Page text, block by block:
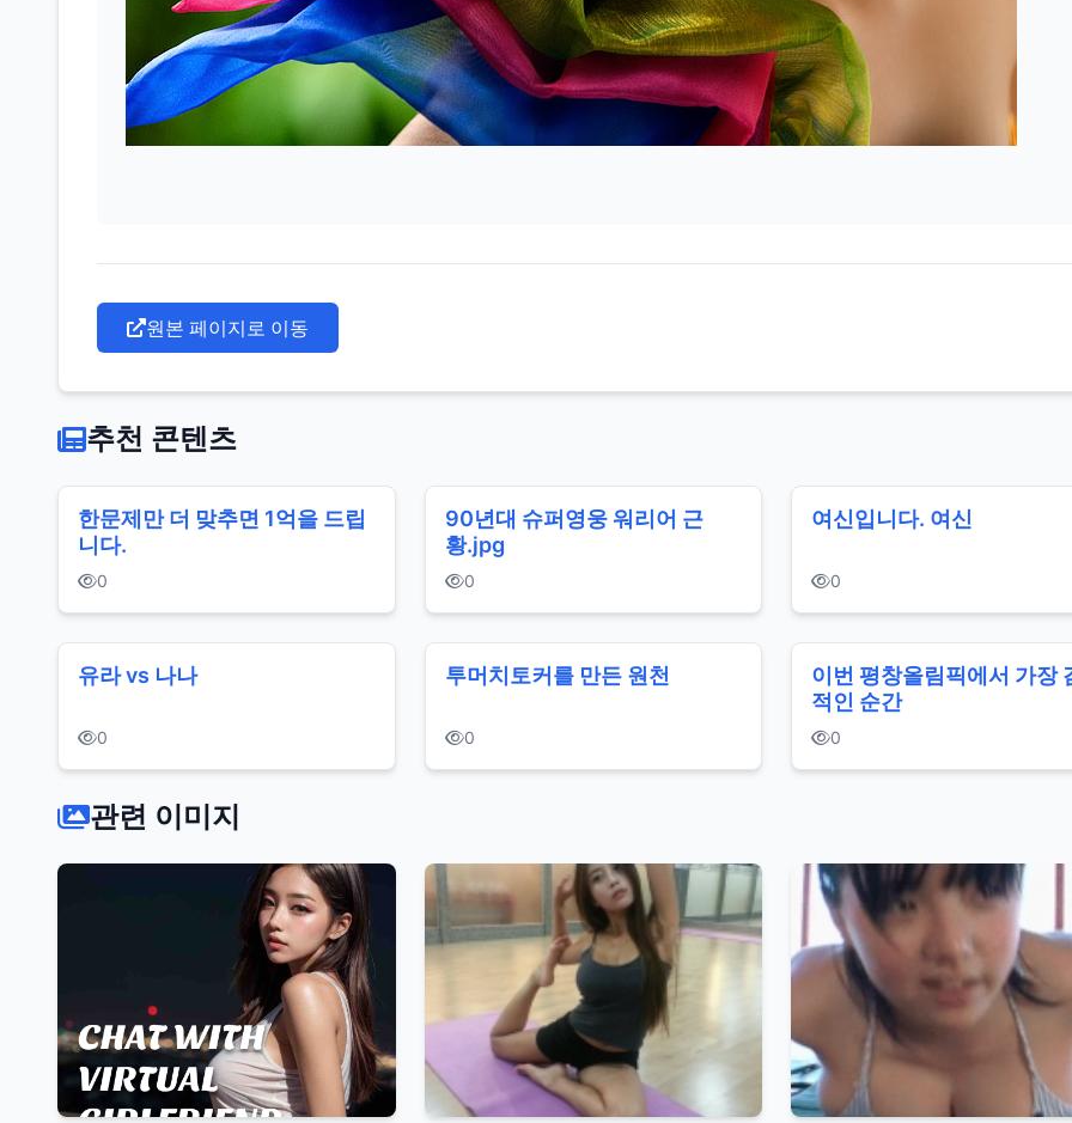
원본 페이지로 이동
추천 콘텐츠
한문제만 더 맞추면 1억을 드립
니다.
0
90년대 슈퍼영웅 워리어 근
황.jpg
0
여신입니다. 여신
0
유라 vs 나나
0
투머치토커를 만든 원천
0
이번 평창올림픽에서 가장
적인 순간
0
관련 이미지